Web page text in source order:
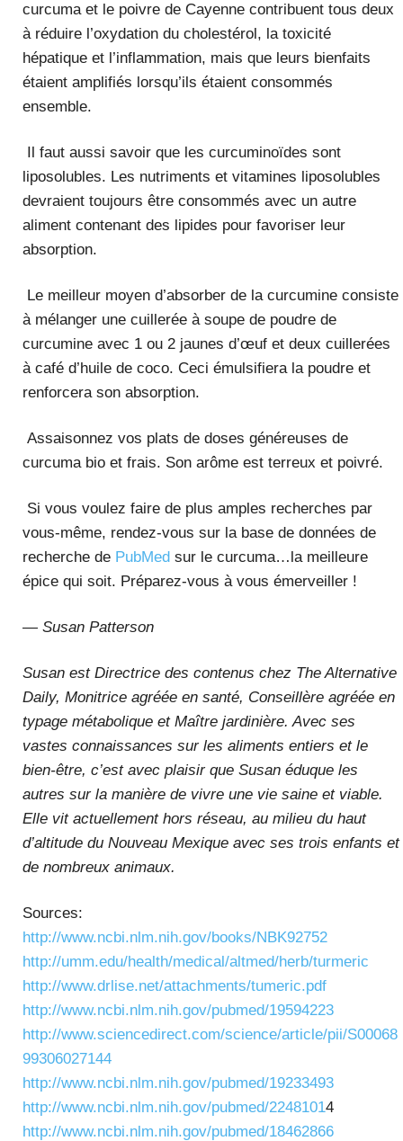
curcuma et le poivre de Cayenne contribuent tous deux
à réduire l’oxydation du cholestérol, la toxicité
hépatique et l’inflammation, mais que leurs bienfaits
étaient amplifiés lorsqu’ils étaient consommés
ensemble.
Il faut aussi savoir que les curcuminoïdes sont
liposolubles. Les nutriments et vitamines liposolubles
devraient toujours être consommés avec un autre
aliment contenant des lipides pour favoriser leur
absorption.
Le meilleur moyen d’absorber de la curcumine consiste
à mélanger une cuillerée à soupe de poudre de
curcumine avec 1 ou 2 jaunes d’œuf et deux cuillerées
à café d’huile de coco. Ceci émulsifiera la poudre et
renforcera son absorption.
Assaisonnez vos plats de doses généreuses de
curcuma bio et frais. Son arôme est terreux et poivré.
Si vous voulez faire de plus amples recherches par
vous-même, rendez-vous sur la base de données de
recherche de PubMed sur le curcuma…la meilleure
épice qui soit. Préparez-vous à vous émerveiller !
— Susan Patterson
Susan est Directrice des contenus chez The Alternative
Daily, Monitrice agréée en santé, Conseillère agréée en
typage métabolique et Maître jardinière. Avec ses
vastes connaissances sur les aliments entiers et le
bien-être, c’est avec plaisir que Susan éduque les
autres sur la manière de vivre une vie saine et viable.
Elle vit actuellement hors réseau, au milieu du haut
d’altitude du Nouveau Mexique avec ses trois enfants et
de nombreux animaux.
Sources:
http://www.ncbi.nlm.nih.gov/books/NBK92752
http://umm.edu/health/medical/altmed/herb/turmeric
http://www.drlise.net/attachments/tumeric.pdf
http://www.ncbi.nlm.nih.gov/pubmed/19594223
http://www.sciencedirect.com/science/article/pii/S00068
99306027144
http://www.ncbi.nlm.nih.gov/pubmed/19233493
http://www.ncbi.nlm.nih.gov/pubmed/22481014
http://www.ncbi.nlm.nih.gov/pubmed/18462866